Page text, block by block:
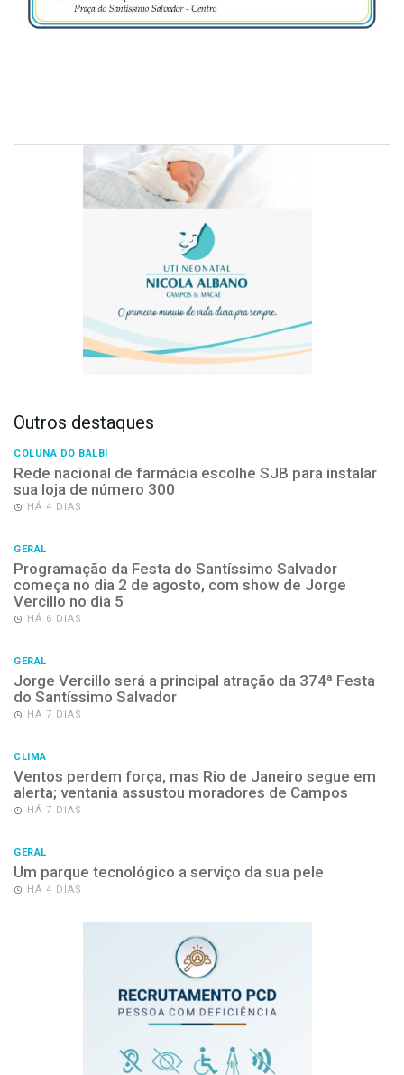
Outros destaques
COLUNA DO BALBI
Rede nacional de farmácia escolhe SJB para instalar
sua loja de número 300
HÁ 4 DIAS
GERAL
Programação da Festa do Santíssimo Salvador
começa no dia 2 de agosto, com show de Jorge
Vercillo no dia 5
HÁ 6 DIAS
GERAL
Jorge Vercillo será a principal atração da 374ª Festa
do Santíssimo Salvador
HÁ 7 DIAS
CLIMA
Ventos perdem força, mas Rio de Janeiro segue em
alerta; ventania assustou moradores de Campos
HÁ 7 DIAS
GERAL
Um parque tecnológico a serviço da sua pele
HÁ 4 DIAS